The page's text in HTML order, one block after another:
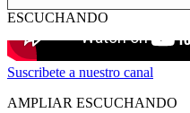
ESCUCHANDO
Suscribete a nuestro canal
AMPLIAR ESCUCHANDO